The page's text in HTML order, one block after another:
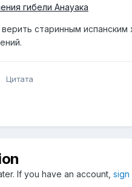
гибели Анауака
верить старинным
Цитата
If you have an account, sign